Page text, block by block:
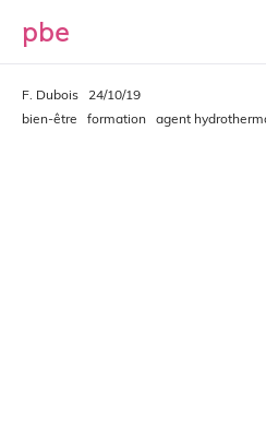
pbe
F. Dubois
24/10/19
bien-être
formation agent